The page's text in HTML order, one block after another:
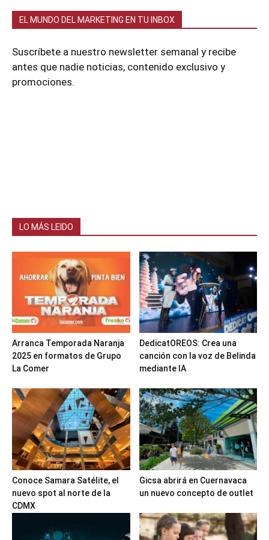
EL MUNDO DEL MARKETING EN TU INBOX
Suscríbete a nuestro newsletter semanal y recibe
antes que nadie noticias, contenido exclusivo y
promociones.
LO MÁS LEIDO
Arranca Temporada Naranja
2025 en formatos de Grupo
La Comer
DedicatOREOS: Crea una
canción con la voz de Belinda
mediante IA
Conoce Samara Satélite, el
nuevo spot al norte de la
CDMX
Gicsa abrirá en Cuernavaca
un nuevo concepto de outlet